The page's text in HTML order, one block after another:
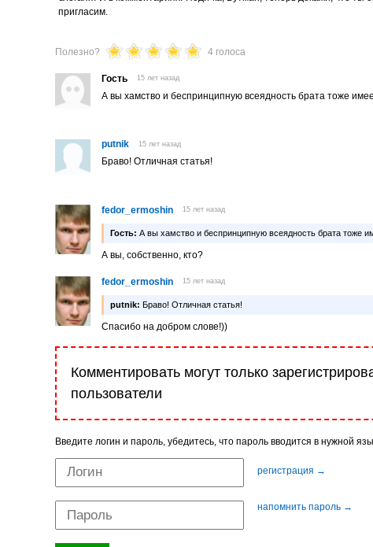
пригласим.
Полезно? 4 голоса
Гость 15 лет назад
А вы хамство и беспринципную всеядность брата тоже
putnik 15 лет назад
Браво! Отличная статья!
fedor_ermoshin 15 лет назад
Гость: А вы хамство и беспринципную всеядность брата тоже
А вы, собственно, кто?
fedor_ermoshin 15 лет назад
putnik: Браво! Отличная статья!
Спасибо на добром слове!))
Комментировать могут только
пользователи
Введите логин и пароль, убедитесь, что пароль вводится в нужной
регистрация →
напомнить пароль →